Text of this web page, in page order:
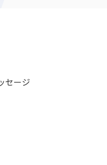
セージ